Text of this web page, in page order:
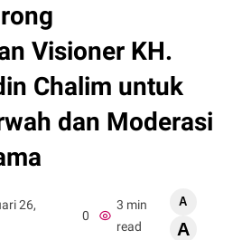
Visioner KH.
Chalim untuk
dan Moderasi
26,
0
3 min
read
A
A